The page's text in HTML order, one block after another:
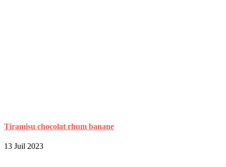
Tiramisu chocolat rhum banane
13 Juil 2023